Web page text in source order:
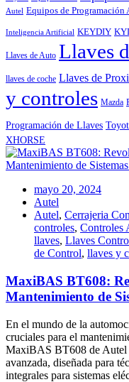
Autel Equipos de Programación
Inteligencia Artificial KEYDIY
Llaves de Auto Llaves
llaves de coche Llaves de
y controles Mazda
Programación de Llaves
XHORSE
mayo 20, 2024
Autel
Autel, Cerrajeria
controles, Controles
llaves, Llaves
de Control, llaves y
MaxiBAS BT608:
Mantenimiento de
En el mundo de la
cruciales para el
MaxiBAS BT608 de Autel
avanzada, diseñada para
integrales para sistemas